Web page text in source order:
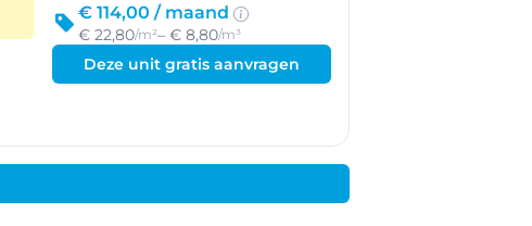
€ 114,00 / maand
€ 22,80/m²– € 8,80/m³
Deze unit gratis aanvragen